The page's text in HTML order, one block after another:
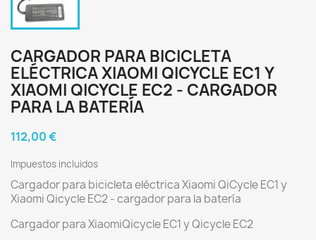
CARGADOR PARA BICICLETA
ELÉCTRICA XIAOMI QICYCLE EC1 Y
XIAOMI QICYCLE EC2 - CARGADOR
PARA LA BATERÍA
112,00 €
Impuestos incluidos
Cargador para bicicleta eléctrica Xiaomi QiCycle EC1 y
Xiaomi Qicycle EC2 - cargador para la batería
Cargador para XiaomiQicycle EC1 y Qicycle EC2